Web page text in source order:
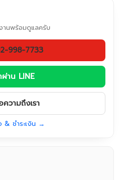
านพร้อมดูแลครับ
998-7733
าน LINE
วามถึงเรา
& ชำระเงิน →